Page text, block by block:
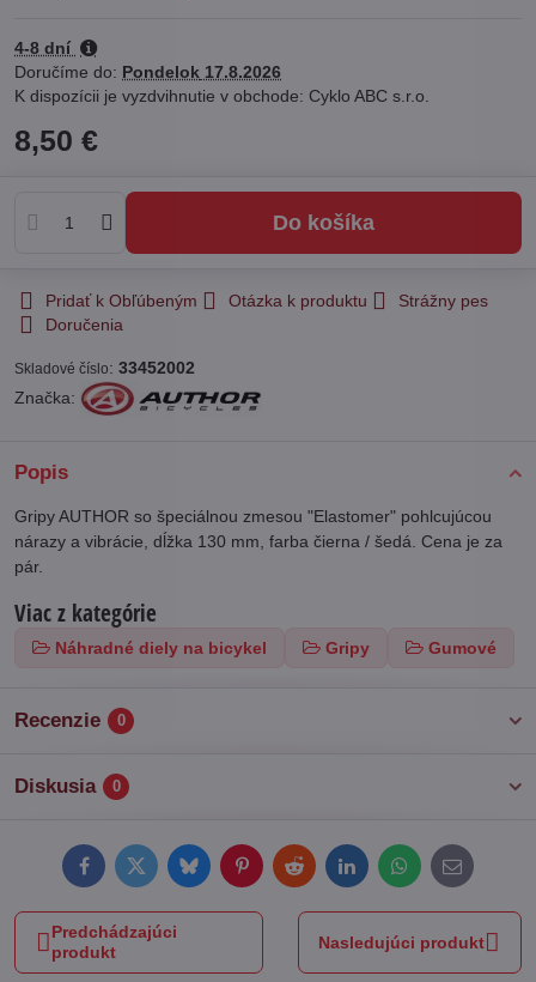
4-8 dní
Doručíme do: Pondelok 17.8.2026
Cyklo ABC s.r.o.
8,50 €
Do košíka
Pridať k Obľúbeným Otázka k produktu
Strážny pes
Doručenia
Skladové číslo: 33452002
Značka:
Popis
Gripy AUTHOR so špeciálnou zmesou "Elastomer" pohlcujúcou
nárazy a vibrácie, dĺžka 130 mm, farba čierna / šedá. Cena je za
pár.
Viac z kategórie
Náhradné diely na bicykel Gripy Gumové
Recenzie 0
Diskusia 0
FacebookTwitterBlueskyPinterestRedditLinkedInWhatsApp
E-
mail
Predchádzajúci
produkt
Nasledujúci produkt